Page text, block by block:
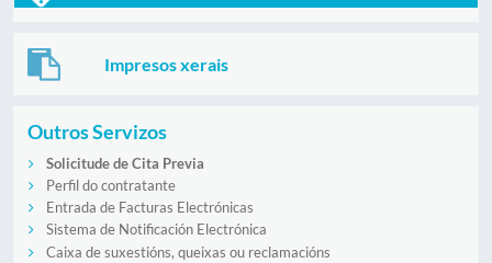
Impresos xerais
Outros Servizos
Solicitude de Cita Previa
Perfil do contratante
Entrada de Facturas Electrónicas
Sistema de Notificación Electrónica
Caixa de suxestións, queixas ou reclamacións